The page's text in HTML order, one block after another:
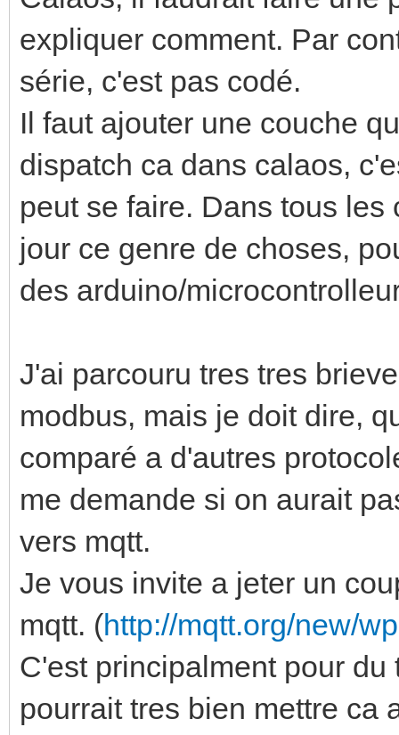
expliquer comment. Par
série, c'est pas codé.
Il faut ajouter une couche
dispatch ca dans calaos,
peut se faire. Dans tous
jour ce genre de choses,
des arduino/
J'ai parcouru tres tres
modbus, mais je doit dire,
comparé a d'autres
me demande si on aurait
vers mqtt.
Je vous invite a jeter un
mqtt. (http://mqtt.org/new/
C'est principalment pour
pourrait tres bien mettre ca